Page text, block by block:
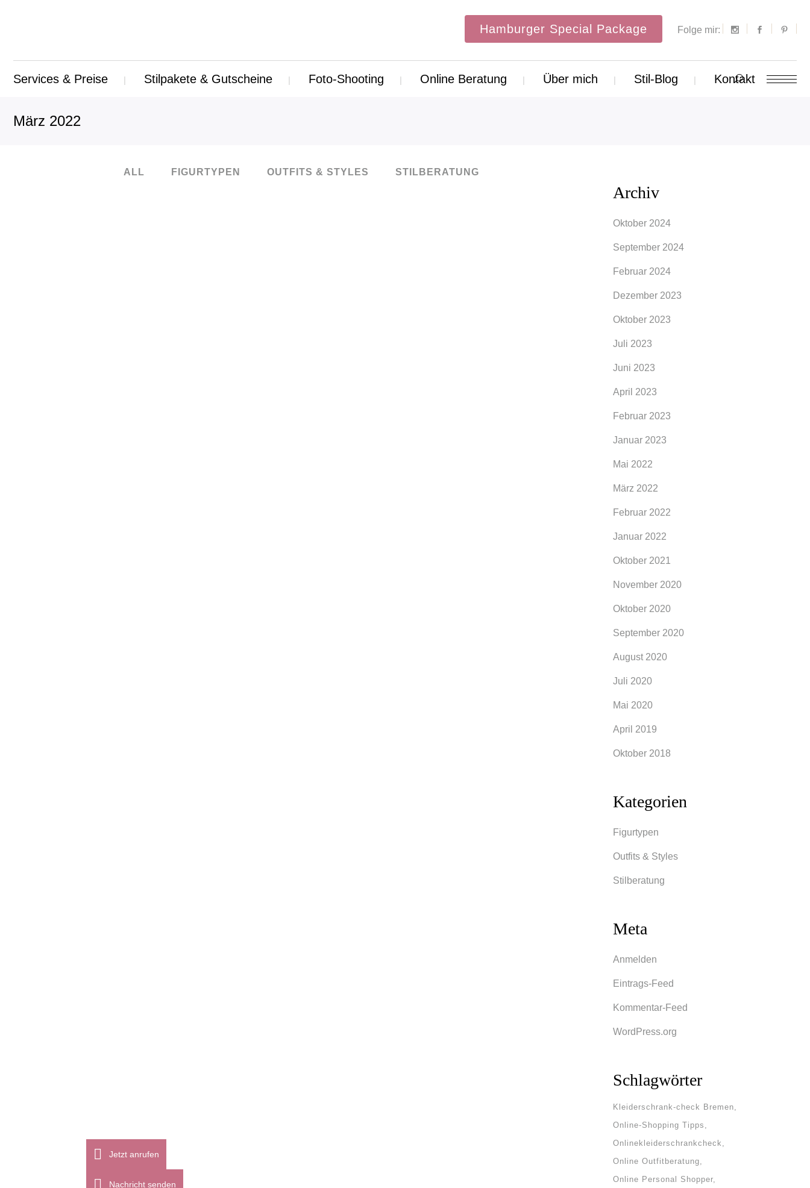
Hamburger Special Package Folge mir:
Services & Preise Stilpakete & Gutscheine Foto-Shooting Online Beratung Über mich Stil-Blog Kontakt
März 2022
ALL FIGURTYPEN OUTFITS & STYLES STILBERATUNG
Archiv
Oktober 2024
September 2024
Februar 2024
Dezember 2023
Oktober 2023
Juli 2023
Juni 2023
April 2023
Februar 2023
Januar 2023
Mai 2022
März 2022
Februar 2022
Januar 2022
Oktober 2021
November 2020
Oktober 2020
September 2020
August 2020
Juli 2020
Mai 2020
April 2019
Oktober 2018
Kategorien
Figurtypen
Outfits & Styles
Stilberatung
Meta
Anmelden
Eintrags-Feed
Kommentar-Feed
WordPress.org
Schlagwörter
Kleiderschrank-check Bremen
Online-Shopping Tipps
Onlinekleiderschrankcheck
Online Outfitberatung
Online Personal Shopper
Jetzt anrufen
Nachricht senden